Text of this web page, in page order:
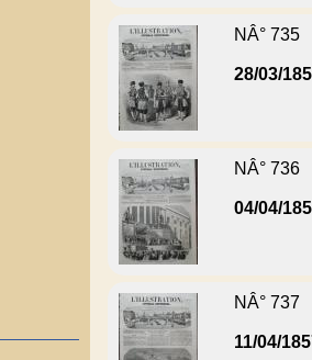
NÂ° 735
28/03/
NÂ° 736
04/04/
NÂ° 737
11/04/